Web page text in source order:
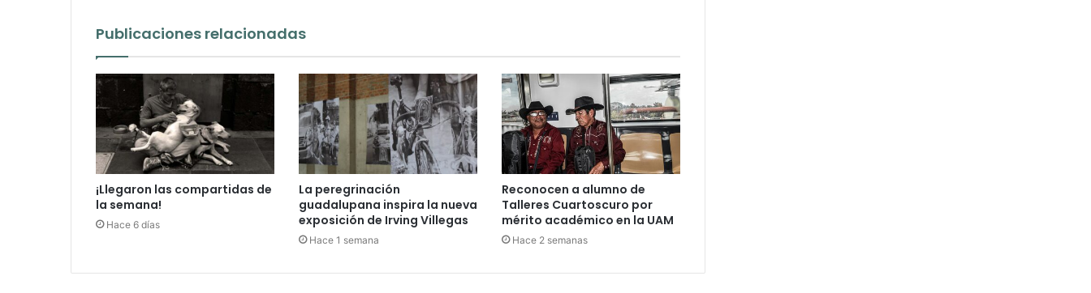
Publicaciones relacionadas
¡Llegaron las compartidas de
la semana!
Hace 6 días
La peregrinación
guadalupana inspira la nueva
exposición de Irving Villegas
Hace 1 semana
Reconocen a alumno de
Talleres Cuartoscuro por
mérito académico en la UAM
Hace 2 semanas